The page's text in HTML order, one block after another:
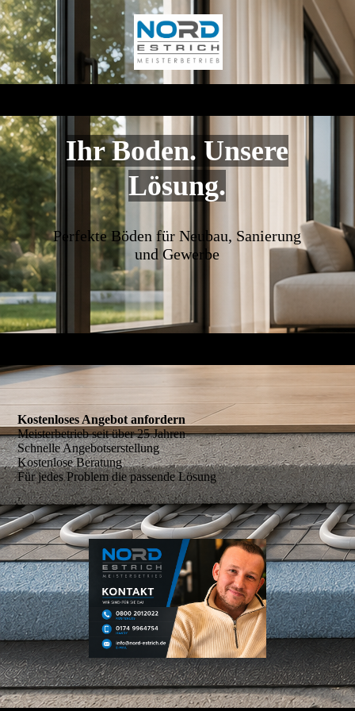
Ihr Boden. Unsere
Lösung.
Perfekte Böden für Neubau, Sanierung
und Gewerbe
Kostenloses Angebot anfordern
Meisterbetrieb seit über 25 Jahren
Schnelle Angebotserstellung
Kostenlose Beratung
Für jedes Problem die passende Lösung